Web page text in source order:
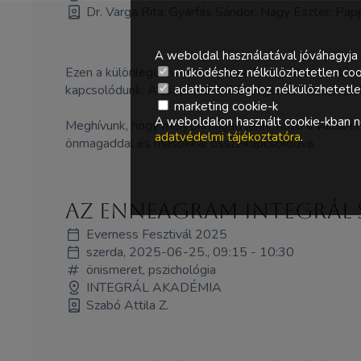
Dr. Varga Rita, Gyárfás Sándor, Nagy Eszter,
Ezen a különleges workshopon a folyamat nem
kapcsolódunk. A csoportot több végzett,
Meghívunk, hogy merj önmagad lenni, hozd a
önmagaddal és másokkal összekapcsolódva.
Az Enneagram integrál
Everness Fesztivál 2025
szerda, 2025-06-25., 09:15 - 10:30
önismeret, pszichológia
INTEGRÁL AKADÉMIA
Szabó Attila Z.
A weboldal használatával jóváhagyja
működéshez nélkülözhetetlen
adatbiztonsághoz
marketing cookie-k
A weboldalon használt cookie-kban
adatvédelmi tájékoztatóra.